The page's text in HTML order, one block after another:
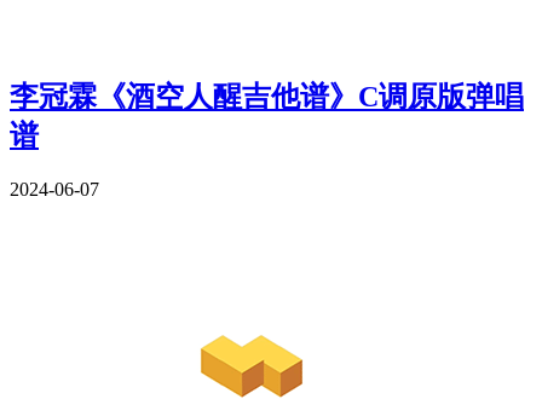
李冠霖《酒空人醒吉他谱》C调原版弹唱
谱
2024-06-07